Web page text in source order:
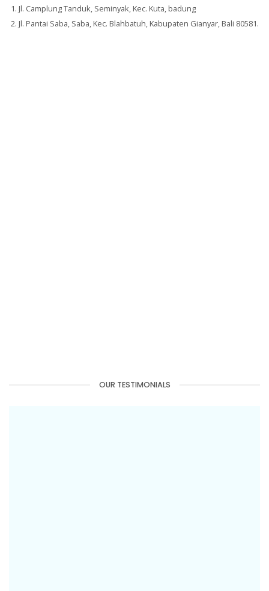
Jl. Camplung Tanduk, Seminyak, Kec. Kuta, badung
Jl. Pantai Saba, Saba, Kec. Blahbatuh, Kabupaten Gianyar, Bali 80581.
OUR TESTIMONIALS